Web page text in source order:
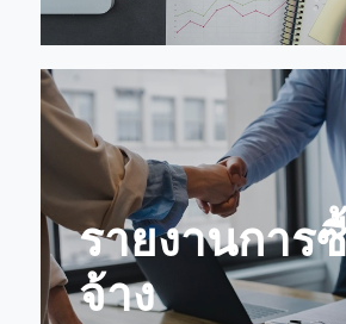
รายงานการ
จ้าง